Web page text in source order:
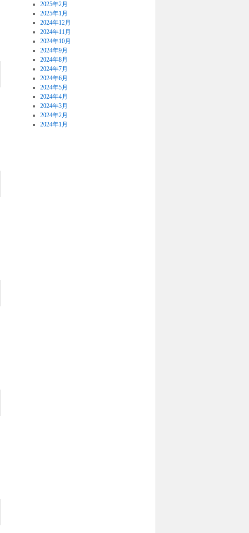
2025年2月
2025年1月
2024年12月
2024年11月
2024年10月
2024年9月
2024年8月
2024年7月
2024年6月
2024年5月
2024年4月
2024年3月
2024年2月
2024年1月